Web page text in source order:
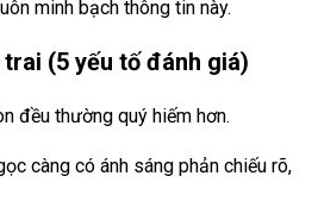
minh bạch thông tin này.
(5 yếu tố đánh giá)
đều thường quý hiếm hơn.
càng có ánh sáng phản chiếu rõ,